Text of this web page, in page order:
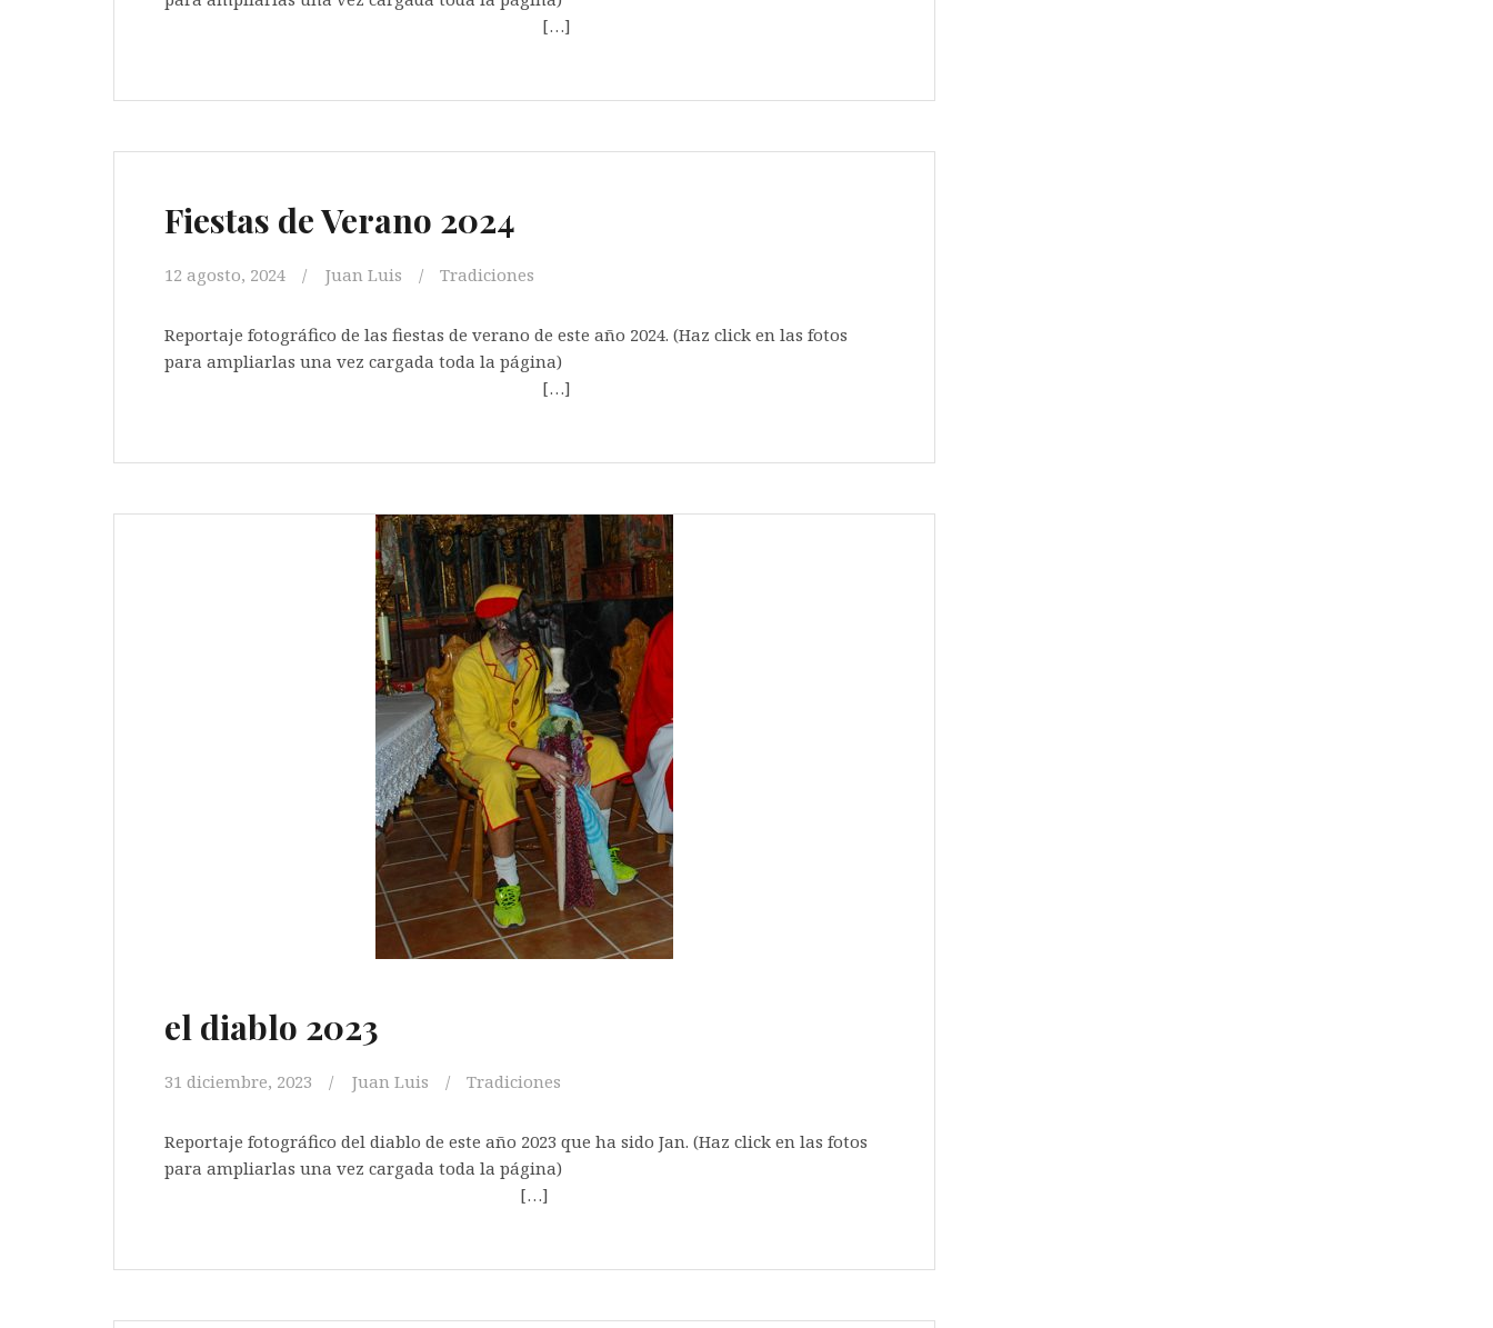
[…]
Fiestas de Verano 2024
12 agosto, 2024 Juan Luis Tradiciones
Reportaje fotográfico de las fiestas de verano de este año 2024. (Haz click en las fotos
para ampliarlas una vez cargada toda la página)
[…]
el diablo 2023
31 diciembre, 2023 Juan Luis Tradiciones
Reportaje fotográfico del diablo de este año 2023 que ha sido Jan. (Haz click en las fotos
para ampliarlas una vez cargada toda la página)
[…]